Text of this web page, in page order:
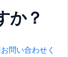
か？
問い合わせく